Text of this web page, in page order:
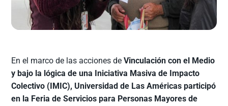
En el marco de las acciones deVinculación con el Medio
y bajo la lógica de una Iniciativa Masiva de Impacto
Colectivo (IMIC), Universidad de Las Américas participó
en la Feria de Servicios para Personas Mayores de